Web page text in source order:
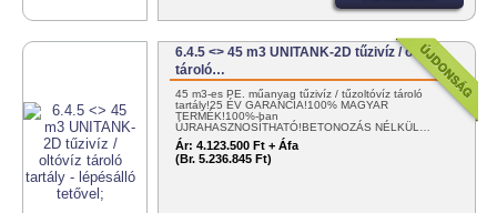
6.4.5 <> 45 m3 UNITANK-2D tűzivíz / oltóvíz
tároló…
45 m3-es PE. műanyag tűzivíz / tűzoltóvíz tároló
tartály!25 ÉV GARANCIA!100% MAGYAR
TERMÉK!100%-ban
ÚJRAHASZNOSÍTHATÓ!BETONOZÁS NÉLKÜL…
Ár: 4.123.500 Ft + Áfa
(Br. 5.236.845 Ft)